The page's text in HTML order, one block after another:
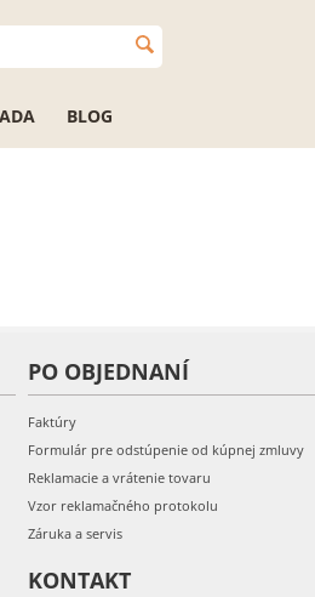
BLOG
PO OBJEDNANÍ
Faktúry
Formulár pre odstúpenie od kúpnej zmluvy
Reklamacie a vrátenie tovaru
Vzor reklamačného protokolu
Záruka a servis
KONTAKT